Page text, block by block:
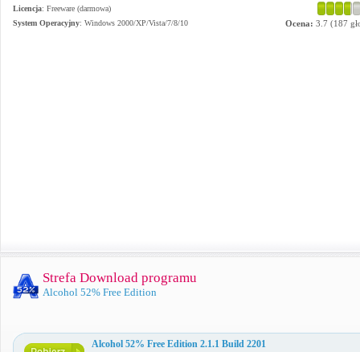
Licencja: Freeware (darmowa)
System Operacyjny: Windows 2000/XP/Vista/7/8/10 Ocena: 3.7 (187
Strefa Download programu
Alcohol 52% Free Edition
Alcohol 52% Free Edition 2.1.1 Build 2201